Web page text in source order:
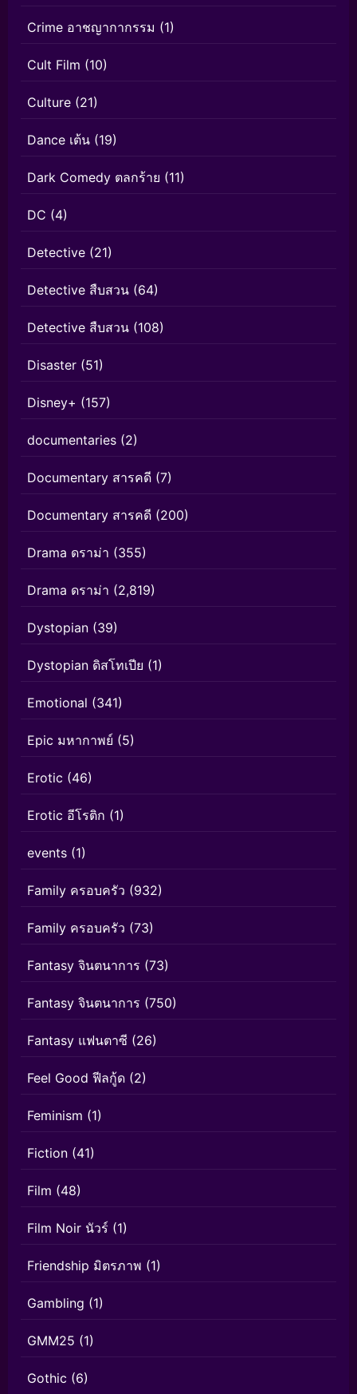
Crime อาชญากากรรม (1)
Cult Film (10)
Culture (21)
Dance เต้น (19)
Dark Comedy ตลกร้าย (11)
DC (4)
Detective (21)
Detective สืบสวน (64)
Detective สืบสวน (108)
Disaster (51)
Disney+ (157)
documentaries (2)
Documentary สารคดี (7)
Documentary สารคดี (200)
Drama ดราม่า (355)
Drama ดราม่า (2,819)
Dystopian (39)
Dystopian ดิสโทเปีย (1)
Emotional (341)
Epic มหากาพย์ (5)
Erotic (46)
Erotic อีโรติก (1)
events (1)
Family ครอบครัว (932)
Family ครอบครัว (73)
Fantasy จินตนาการ (73)
Fantasy จินตนาการ (750)
Fantasy แฟนตาซี (26)
Feel Good ฟีลกู้ด (2)
Feminism (1)
Fiction (41)
Film (48)
Film Noir นัวร์ (1)
Friendship มิตรภาพ (1)
Gambling (1)
GMM25 (1)
Gothic (6)